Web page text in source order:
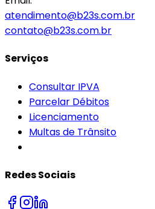
atendimento@b23s.com.br
contato@b23s.com.br
Serviços
Consultar IPVA
Parcelar Débitos
Licenciamento
Multas de Trânsito
Redes Sociais